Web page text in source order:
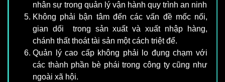
nhân sự trong quản lý vận hành quy trình an ninh
Không phải bận tâm đến các vấn đề mốc nối,
gian dối trong sản xuất và xuất nhập hàng,
chánh thất thoát tài sản một cách triệt để.
Quản lý cao cấp không phải lo đụng chạm với
các thành phần bè phái trong công ty cũng như
ngoài xã hội.